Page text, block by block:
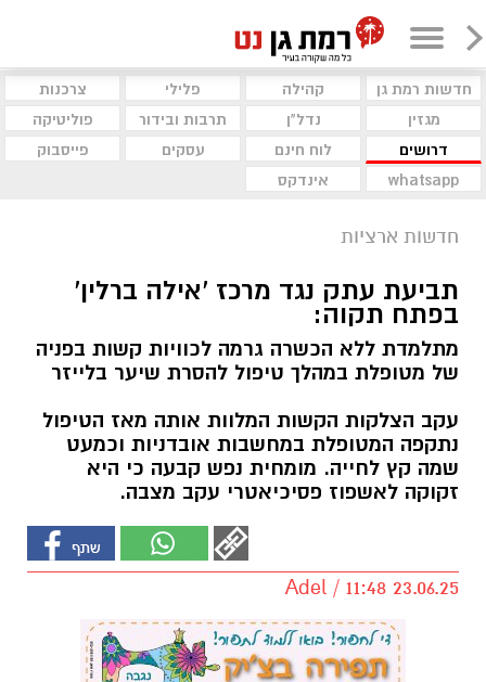
חדשות רמת גן קהילה פלילי
צרכנות
מגזין
נדל"ן תרבות ובידור
פוליטיקה
דרושים
לוח חינם עסקים
פייסבוק
whatsapp
אינדקס
חדשות ארציות
תביעת עתק נגד מרכז 'אילה ברלין'
בפתח תקוה:
מתלמדת ללא הכשרה גרמה לכוויות קשות בפניה
של מטופלת במהלך טיפול להסרת שיער בלייזר
עקב הצלקות הקשות המלוות אותה מאז הטיפול
נתקפה המטופלת במחשבות אובדניות וכמעט
שמה קץ לחייה. מומחית נפש קבעה כי היא
זקוקה לאשפוז פסיכיאטרי עקב מצבה.
Adel / 11:48 23.06.25